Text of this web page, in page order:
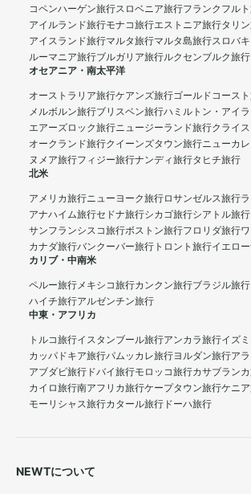
コペンハーゲン旅行スロベニア旅行フランクフル
アイルランド旅行モナコ旅行エストニア旅行タリ
アイスランド旅行マルタ旅行マルタ島旅行スロバ
ルーマニア旅行ブルガリア旅行ルクセンブルク旅行
オセアニア・南太平洋
オーストラリア旅行ケアンズ旅行ゴールドコース
メルボルン旅行ブリスベン旅行ハミルトン・アイ
エアーズロック旅行ニュージーランド旅行クライ
オークランド旅行クイーンズタウン旅行ニューカ
ヌメア旅行フィジー旅行ナンディ旅行タヒチ旅行
北米
アメリカ旅行ニューヨーク旅行ロサンゼルス旅行
アナハイム旅行セドナ旅行シカゴ旅行シアトル旅行
サンフランシスコ旅行ボストン旅行フロリダ旅行
カナダ旅行バンクーバー旅行 トロント旅行イエロ
カリブ・中南米
ペルー旅行メキシコ旅行カンクン旅行ブラジル旅行
ハイチ旅行アルゼンチン旅行
中東・アフリカ
トルコ旅行イスタンブール旅行アンカラ旅行イズ
カッパドキア旅行パムッカレ旅行ヨルダン旅行ア
アブダビ旅行 ドバイ旅行モロッコ旅行カサブラン
カイロ旅行南アフリカ旅行ケープタウン旅行ケニ
モーリシャス旅行カタール旅行 ドーハ旅行
NEWTについて